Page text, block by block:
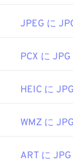
JPEG に
PCX に JPG
HEIC に JPG
WMZ に JPG
ART に JPG